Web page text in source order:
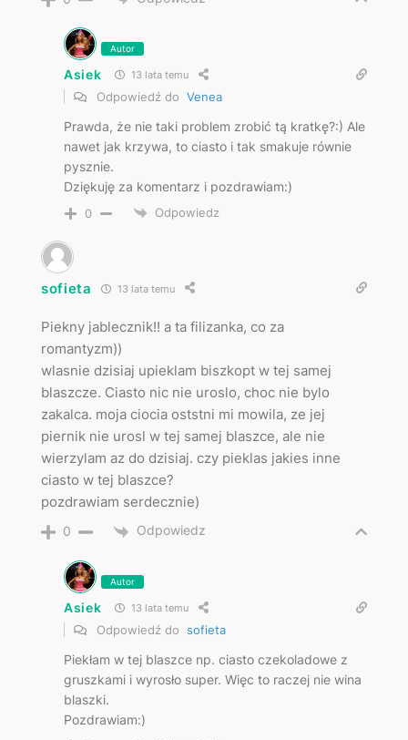
Autor
Asiek 13 lata temu
Odpowiedź do Venea
Prawda, że nie taki problem zrobić tą kratkę?:) Ale
nawet jak krzywa, to ciasto i tak smakuje równie
pysznie.
Dziękuję za komentarz i pozdrawiam:)
0 Odpowiedz
sofieta 13 lata temu
Piekny jablecznik!! a ta filizanka, co za
romantyzm))
wlasnie dzisiaj upieklam biszkopt w tej samej
blaszcze. Ciasto nic nie uroslo, choc nie bylo
zakalca. moja ciocia oststni mi mowila, ze jej
piernik nie urosl w tej samej blaszce, ale nie
wierzylam az do dzisiaj. czy pieklas jakies inne
ciasto w tej blaszce?
pozdrawiam serdecznie)
0 Odpowiedz
Autor
Asiek 13 lata temu
Odpowiedź do sofieta
Piekłam w tej blaszce np. ciasto czekoladowe z
gruszkami i wyrosło super. Więc to raczej nie wina
blaszki.
Pozdrawiam:)